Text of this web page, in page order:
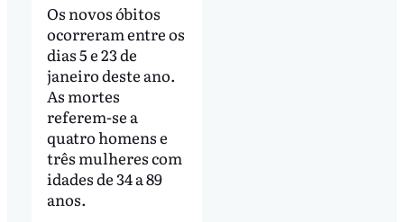
Os novos óbitos
ocorreram entre os
dias 5 e 23 de
janeiro deste ano.
As mortes
referem-se a
quatro homens e
três mulheres com
idades de 34 a 89
anos.